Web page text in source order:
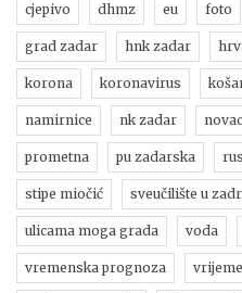
cjepivo dhmz eu foto
grad zadar hnk zadar
korona koronavirus
namirnice nk zadar novac
prometna pu zadarska
stipe miočić sveučilište u
ulicama moga grada voda
vremenska prognoza vrijeme